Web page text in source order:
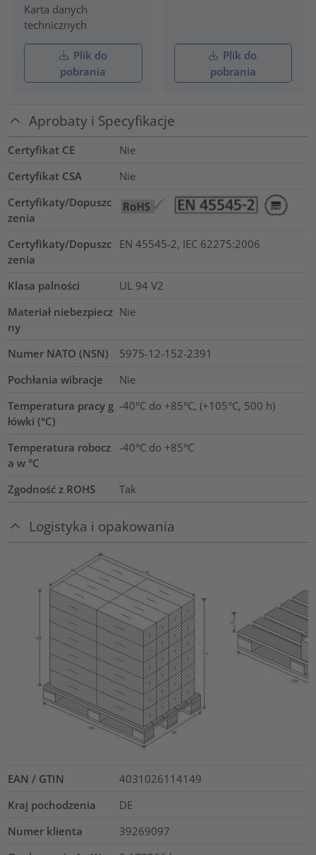
Karta danych
technicznych
Plik do
pobrania
Plik do
pobrania
Aprobaty i Specyfikacje
Certyfikat CE
Nie
Certyfikat CSA
Nie
Certyfikaty/Dopuszc
zenia
Certyfikaty/Dopuszc
zenia
EN 45545-2, IEC 62275:2006
Klasa palności
UL 94 V2
Materiał niebezpiecz
ny
Nie
Numer NATO (NSN)
5975-12-152-2391
Pochłania wibracje
Nie
Temperatura pracy g
łówki (°C)
-40°C do +85°C, (+105°C, 500 h)
Temperatura robocz
a w °C
-40°C do +85°C
Zgodność z ROHS Tak
Logistyka i opakowania
EAN / GTIN
4031026114149
Kraj pochodzenia
DE
Numer klienta
39269097